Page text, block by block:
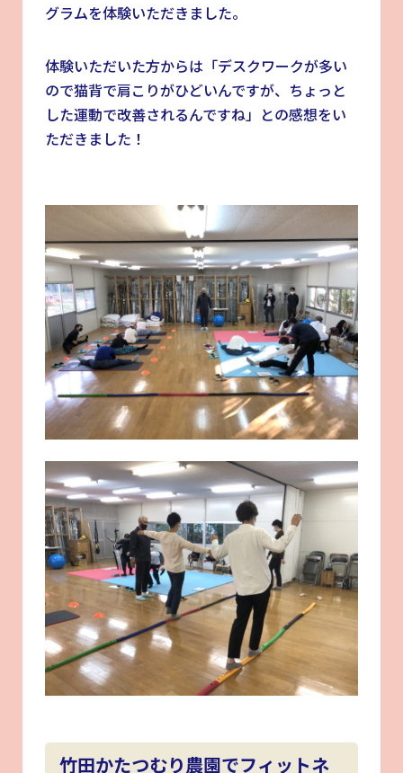
グラムを体験いただきました。
体験いただいた方からは「デスクワークが多い
ので猫背で肩こりがひどいんですが、ちょっと
した運動で改善されるんですね」との感想をい
ただきました！
竹田かたつむり農園でフィットネ